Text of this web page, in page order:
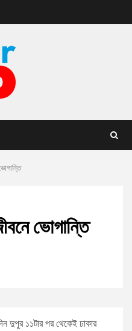
ভোগান্তি
দুপুর ১১টার পর থেকেই ঢাকার